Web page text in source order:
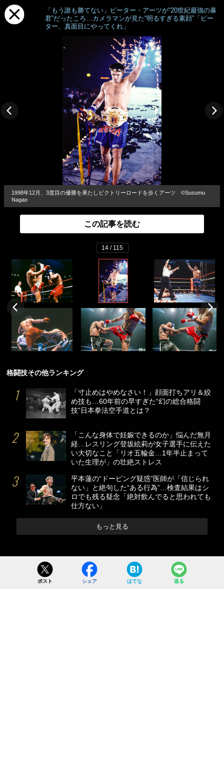
「もう誰も勝てない」ピーター・アーツが“20世紀最強の暴
君”だったころ…カメラマンが見た“明るすぎる素顔”「ピー
ター、真面目にやってくれ」
1998年12月、3度目の優勝を果たしビクトリーロードを歩くアーツ ©Susumu
Nagao
この記事を読む
14 / 115
格闘技その他ランキング
「寸止めはやめなさい！」顔面打ちアリ＆絞
め技も…60年前の早すぎた“幻の総合格闘
技”日本拳法空手道とは？
「こんな身体で妊娠できるのか」悩んだ無月
経…レスリング登坂絵莉が女子選手に伝えた
い大切なこと「リオ五輪金…1年半止まって
いた生理が」の壮絶ストレス
平本蓮の“ドーピング疑惑”医師が「信じられ
ない」と絶句した“ある行為”…検査結果はシ
ロでも残る疑念「絶対飲んでると思われても
仕方ない」
もっと見る
ポスト シェア はてな 送る